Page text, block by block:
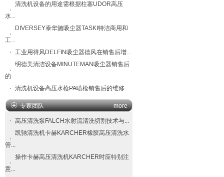
清洗机设备的用途需根据柱塞UDOR高压
水...
DIVERSEY泰华施吸尘器TASKI特洁商用和
工...
工业用得风DELFIN吸尘器德风在销售后增...
明德美清洁设备MINUTEMAN吸尘器销售后
的...
清洗机设备高压水枪PA喷枪销售后的维修...
专家团队 more
高压清洗泵FALCH​水射流清洗切割技术与...
凯驰清洗机卡赫KARCHER橡胶高压清洗水
管...
操作卡赫高压清洗机KARCHER时应特别注
意...